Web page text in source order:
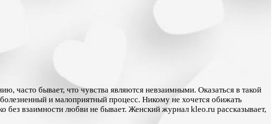
часто бывает, что чувства являются невзаимными. Оказаться в такой
и малоприятный процесс. Никому не хочется обижать
без взаимности любви не бывает. Женский журнал kleo.ru рассказывает,